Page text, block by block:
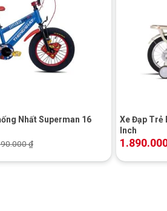
Nhất Superman 16
₫
Xe Đạp Trẻ
Inch